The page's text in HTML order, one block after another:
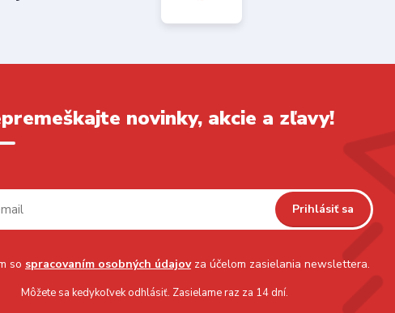
novinky, akcie a zľavy!
Prihlásiť sa
so spracovaním osobných údajovza účelom zasielania newslettera.
Môžete sa kedykoľvek odhlásiť. Zasielame raz za 14 dní.